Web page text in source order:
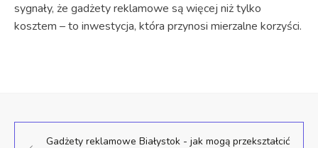
sygnały, że gadżety reklamowe są więcej niż tylko
kosztem – to inwestycja, która przynosi mierzalne korzyści.
Gadżety reklamowe Białystok - jak mogą przekształcić